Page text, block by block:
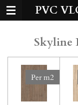
Ga
direct
PVC
Skyline
Per m2